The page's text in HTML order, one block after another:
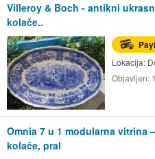
Villeroy & Boch - antikni
kolače..
Lokacija:
Objavljen:
Omnia 7 u 1 modularna vitrina
kolače, pral